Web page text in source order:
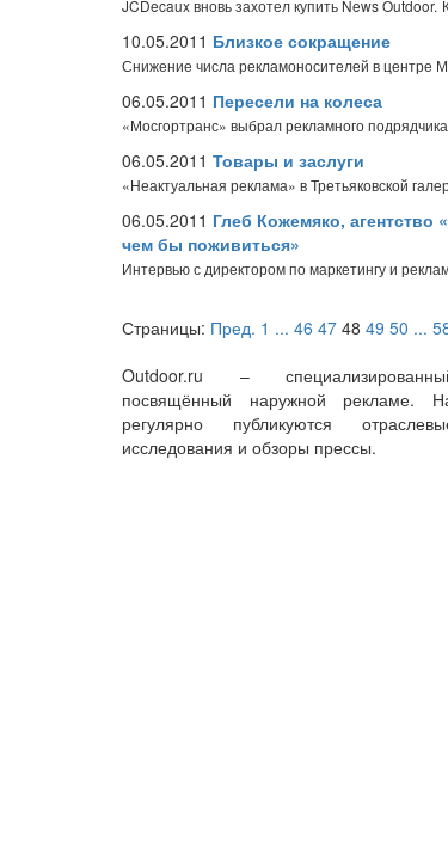
JCDecaux вновь захотел купить News Outdoor.
10.05.2011 Близкое сокращение
Снижение числа рекламоносителей в центре
06.05.2011 Пересели на колеса
«Мосгортранс» выбрал рекламного подрядчика
06.05.2011 Товары и заслуги
«Неактуальная реклама» в Третьяковской
06.05.2011 Глеб Кожемяко, агентство
чем бы поживиться»
Интервью с директором по маркетингу и
Страницы: Пред. 1 ... 46 47 48 49 50 ...
Outdoor.ru –
посвящённый наружной рекламе.
регулярно публикуются
исследования и обзоры прессы.